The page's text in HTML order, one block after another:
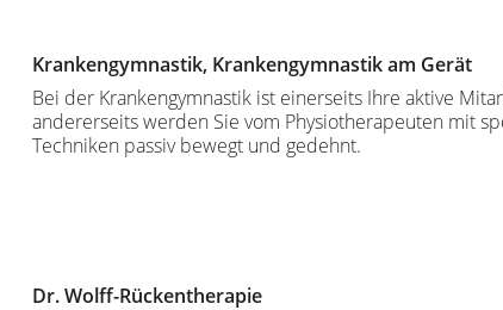
Krankengymnastik, Krankengymnastik am Gerät
Bei der Krankengymnastik ist einerseits Ihre aktive
andererseits werden Sie vom Physiotherapeuten mit
Techniken passiv bewegt und gedehnt.
Dr. Wolff-Rückentherapie